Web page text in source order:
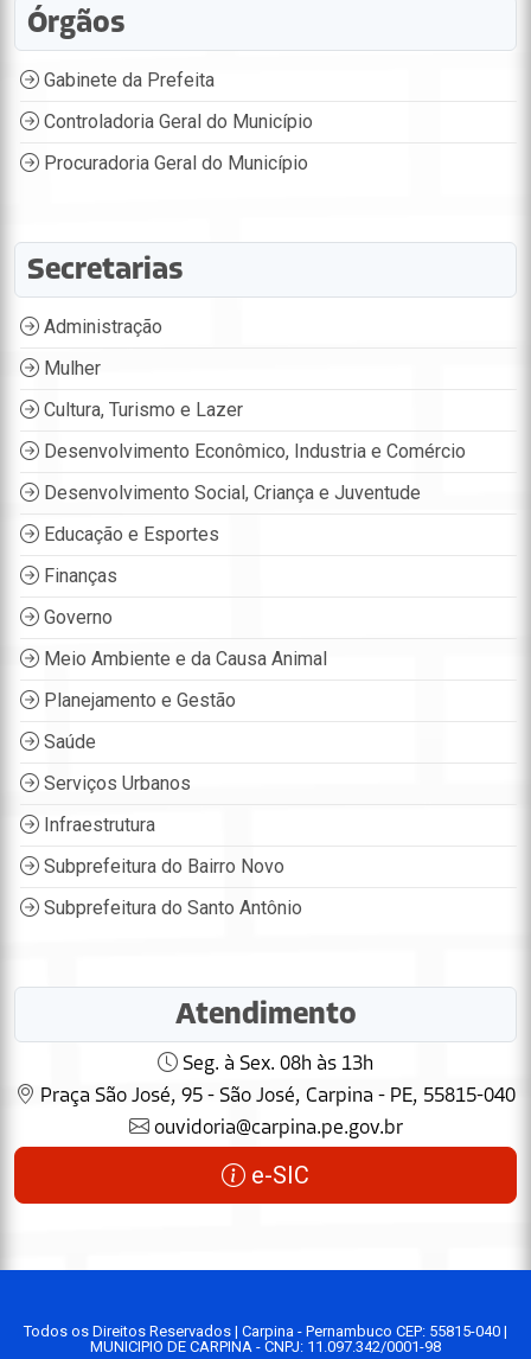
Órgãos
Gabinete da Prefeita
Controladoria Geral do Município
Procuradoria Geral do Município
Secretarias
Administração
Mulher
Cultura, Turismo e Lazer
Desenvolvimento Econômico, Industria e Comércio
Desenvolvimento Social, Criança e Juventude
Educação e Esportes
Finanças
Governo
Meio Ambiente e da Causa Animal
Planejamento e Gestão
Saúde
Serviços Urbanos
Infraestrutura
Subprefeitura do Bairro Novo
Subprefeitura do Santo Antônio
Atendimento
Seg. à Sex. 08h às 13h
Praça São José, 95 - São José, Carpina - PE, 55815-040
ouvidoria@carpina.pe.gov.br
e-SIC
Todos os Direitos Reservados | Carpina - Pernambuco CEP: 55815-040 |
MUNICIPIO DE CARPINA - CNPJ: 11.097.342/0001-98